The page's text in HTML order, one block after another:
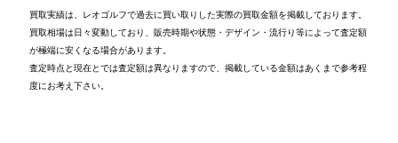
買取実績は、レオゴルフで過去に買い取りした実際の買取金額を掲載しております。
買取相場は日々変動しており、販売時期や状態・デザイン・流行り等によって査定額
が極端に安くなる場合があります。
査定時点と現在とでは査定額は異なりますので、掲載している金額はあくまで参考程
度にお考え下さい。